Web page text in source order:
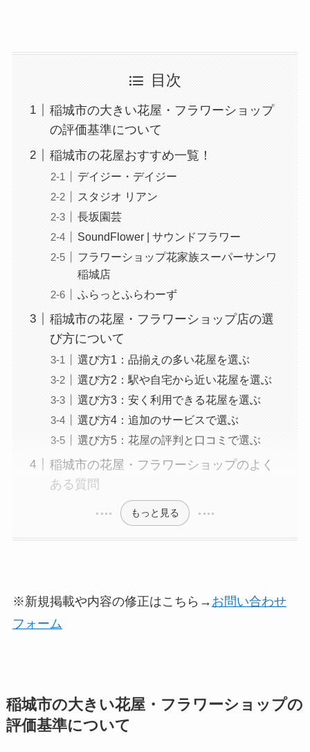
目次
稲城市の大きい花屋・フラワーショップ
の評価基準について
稲城市の花屋おすすめ一覧！
デイジー・デイジー
スタジオ リアン
長坂園芸
SoundFlower | サウンドフラワー
フラワーショップ花家族スーパーサンワ
稲城店
ふらっとふらわーず
稲城市の花屋・フラワーショップ店の選
び方について
選び方1：品揃えの多い花屋を選ぶ
選び方2：駅や自宅から近い花屋を選ぶ
選び方3：安く利用できる花屋を選ぶ
選び方4：追加のサービスで選ぶ
選び方5：花屋の評判と口コミで選ぶ
稲城市の花屋・フラワーショップのよく
ある質問
もっと見る
※新規掲載や内容の修正はこちら→ お問い合わせ
フォーム
稲城市の大きい花屋・フラワーショップの
評価基準について